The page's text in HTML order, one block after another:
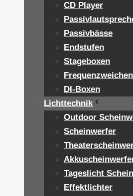
CD Player
Passivbässe
Endstufen
Stageboxen
Frequenzweichen
DI-Boxen
Lichttechnik
Outdoor
Scheinwerfer
Tageslicht
Effektlichter